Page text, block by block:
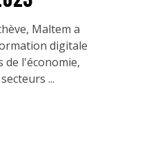
Maltem a
digitale
de l'économie,